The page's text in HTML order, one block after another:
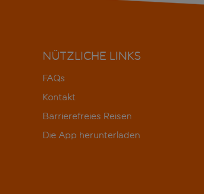
NÜTZLICHE LINKS
FAQs
Kontakt
Barrierefreies Reisen
Die App herunterladen